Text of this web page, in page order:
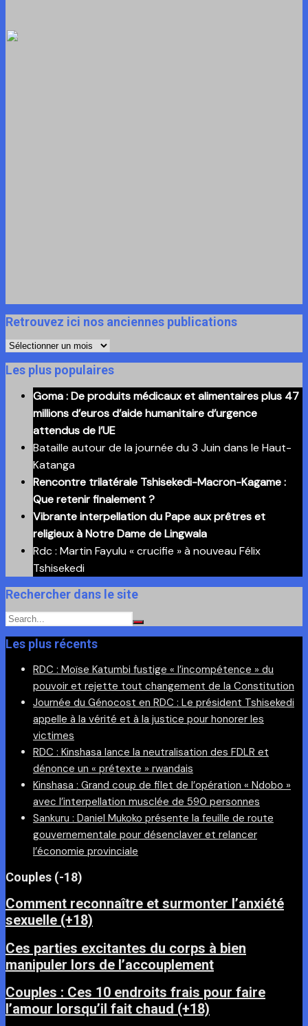
Retrouvez ici nos anciennes publications
Retrouvez
ici
anciennes
publications
Les plus populaires
Goma : De produits médicaux et alimentaires plus 47
millions d’euros d’aide humanitaire d’urgence
attendus de l’UE
Bataille autour de la journée du 3 Juin dans le Haut-
Katanga
Rencontre trilatérale Tshisekedi-Macron-Kagame :
Que retenir finalement ?
Vibrante interpellation du Pape aux prêtres et
religieux à Notre Dame de Lingwala
Rdc : Martin Fayulu « crucifie » à nouveau Félix
Tshisekedi
Rechercher dans le site
Les plus récents
RDC : Moïse Katumbi fustige « l’incompétence » du
pouvoir et rejette tout changement de la Constitution
Journée du Génocost en RDC : Le président Tshisekedi
appelle à la vérité et à la justice pour honorer les
victimes
RDC : Kinshasa lance la neutralisation des FDLR et
dénonce un « prétexte » rwandais
Kinshasa : Grand coup de filet de l’opération « Ndobo »
avec l’interpellation musclée de 590 personnes
Sankuru : Daniel Mukoko présente la feuille de route
gouvernementale pour désenclaver et relancer
l’économie provinciale
Couples (-18)
Comment reconnaître et surmonter l’anxiété
sexuelle (+18)
Ces parties excitantes du corps à bien
manipuler lors de l’accouplement
Couples : Ces 10 endroits frais pour faire
l’amour lorsqu’il fait chaud (+18)